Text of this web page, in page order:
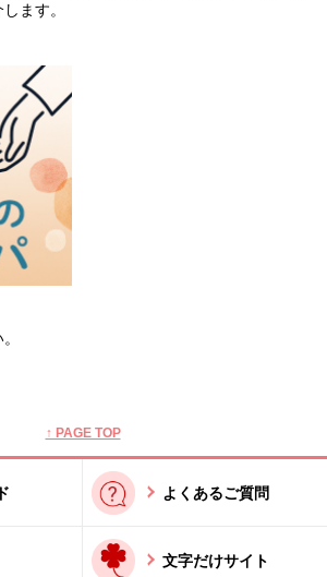
ます。
↑ PAGE TOP
よくあるご質問
文字だけサイト